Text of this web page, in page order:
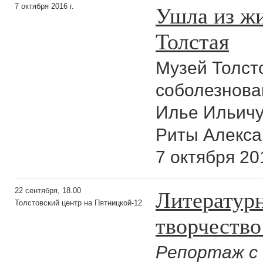
7 октября 2016 г.
Ушла из
Толстая
Музей
Илье
Риты
7 октября
22 сентября, 18.00
Толстовский центр на Пятницкой-12
Репортаж